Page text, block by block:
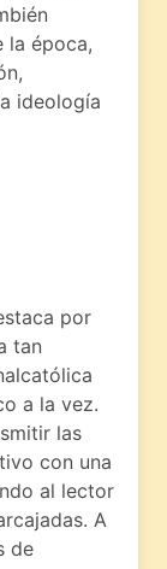
la época,
ideología
por
tan
a la vez.
las
con una
al lector
A
de